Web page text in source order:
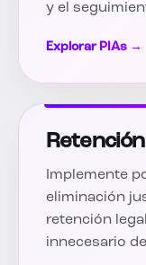
y el
Explorar PIAs →
Implemente
eliminación
retención
innecesario